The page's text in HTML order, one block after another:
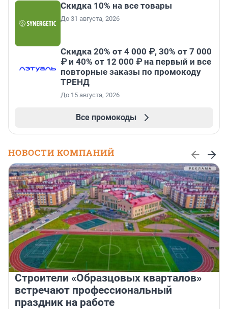
Скидка 10% на все товары
До 31 августа, 2026
Скидка 20% от 4 000 ₽, 30% от 7 000
₽ и 40% от 12 000 ₽ на первый и все
повторные заказы по промокоду
ТРЕНД
До 15 августа, 2026
Все промокоды
НОВОСТИ КОМПАНИЙ
Строители «Образцовых кварталов»
встречают профессиональный
праздник на работе